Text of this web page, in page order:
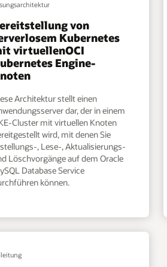
von
Kubernetes
virtuellenOCI
Engine-
Architektur stellt einen
dar, der in einem
Cluster mit virtuellen Knoten
wird, mit denen Sie
, Lese-, Aktualisierungs-
Löschvorgänge auf dem Oracle
Database Service
können.